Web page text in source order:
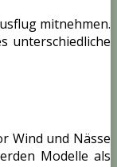
mitnehmen.
unterschiedliche
Wind und Nässe
Modelle als